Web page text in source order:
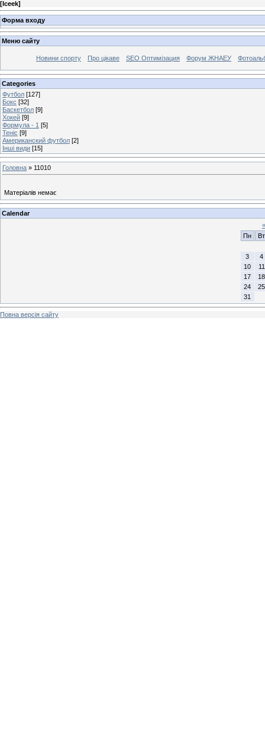
[Iceek]
Форма входу
Меню сайту
Новини спорту Про цікаве SEO Оптимізация Форум ЖНАЕУ
Categories
Футбол [127]
Бокс [32]
Баскетбол [9]
Хокей [9]
Формула - 1 [5]
Теніс [9]
Американский футбол [2]
Інші види [15]
Головна » 11010
Матеріалів немає
Calendar
«
Пн
Вт
3
4
10
11
17
18
24
25
31
Повна версія сайту